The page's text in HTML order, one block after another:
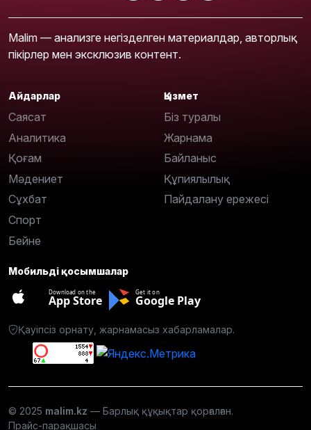
Malim — анализге негізделген материалдар, авторлық
пікірлер мен эксклюзив контент.
Айдарлар
Саясат
Аналитика
Қоғам
Мәдениет
Сұхбат
Спорт
Бейне
Қызмет
Біз туралы
Жарнама
Байланыс
Құпиялылық
Пайдалану ережесі
Мобильді қосымшалар
Download on the
App Store
Get it on
Google Play
Қауіпсіз орнату, жарнамасыз хабарламалар.
© 2025 malim.kz — Барлық құқықтар қорғалған.
Прайс-парақшасы